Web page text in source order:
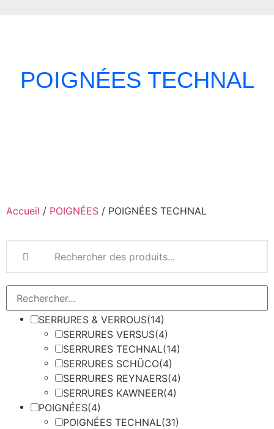
POIGNÉES TECHNAL
Accueil / POIGNÉES / POIGNÉES TECHNAL
SERRURES & VERROUS(14)
SERRURES VERSUS(4)
SERRURES TECHNAL(14)
SERRURES SCHÜCO(4)
SERRURES REYNAERS(4)
SERRURES KAWNEER(4)
POIGNÉES(4)
POIGNÉES TECHNAL(31)